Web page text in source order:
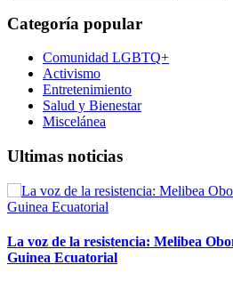
Categoría popular
Comunidad LGBTQ+
Activismo
Entretenimiento
Salud y Bienestar
Miscelánea
Ultimas noticias
La voz de la resistencia: Melibea
Guinea Ecuatorial